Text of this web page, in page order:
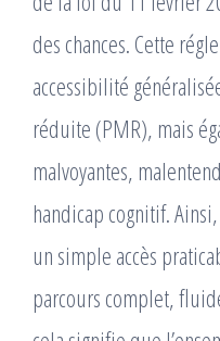
des chances. Cette
accessibilité
réduite (PMR), mais
malvoyantes,
handicap cognitif.
un simple accès
parcours complet,